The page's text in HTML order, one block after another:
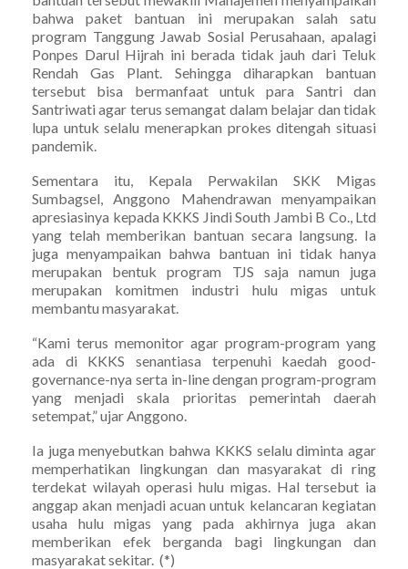
bahwa paket bantuan ini merupakan salah satu
program Tanggung Jawab Sosial Perusahaan, apalagi
Ponpes Darul Hijrah ini berada tidak jauh dari Teluk
Rendah Gas Plant. Sehingga diharapkan bantuan
tersebut bisa bermanfaat untuk para Santri dan
Santriwati agar terus semangat dalam belajar dan tidak
lupa untuk selalu menerapkan prokes ditengah situasi
pandemik.
Sementara itu, Kepala Perwakilan SKK Migas
Sumbagsel, Anggono Mahendrawan menyampaikan
apresiasinya kepada KKKS Jindi South Jambi B Co., Ltd
yang telah memberikan bantuan secara langsung. Ia
juga menyampaikan bahwa bantuan ini tidak hanya
merupakan bentuk program TJS saja namun juga
merupakan komitmen industri hulu migas untuk
membantu masyarakat.
“Kami terus memonitor agar program-program yang
ada di KKKS senantiasa terpenuhi kaedah good-
governance-nya serta in-line dengan program-program
yang menjadi skala prioritas pemerintah daerah
setempat,” ujar Anggono.
Ia juga menyebutkan bahwa KKKS selalu diminta agar
memperhatikan lingkungan dan masyarakat di ring
terdekat wilayah operasi hulu migas. Hal tersebut ia
anggap akan menjadi acuan untuk kelancaran kegiatan
usaha hulu migas yang pada akhirnya juga akan
memberikan efek berganda bagi lingkungan dan
masyarakat sekitar. (*)